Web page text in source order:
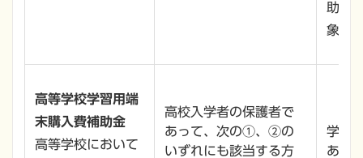
助を
象外
高等学校学習用端
末購入費補助金
高等学校において
高校入学者の保護者で
あって、次の①、②の
いずれにも該当する方
学習
あた